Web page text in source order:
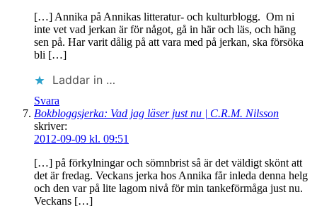
[…] Annika på Annikas litteratur- och kulturblogg. Om ni
inte vet vad jerkan är för något, gå in här och läs, och häng
sen på. Har varit dålig på att vara med på jerkan, ska försöka
bli […]
Laddar in …
Svara
Bokbloggsjerka: Vad jag läser just nu | C.R.M. Nilsson
skriver:
2012-09-09 kl. 09:51
[…] på förkylningar och sömnbrist så är det väldigt skönt att
det är fredag. Veckans jerka hos Annika får inleda denna helg
och den var på lite lagom nivå för min tankeförmåga just nu.
Veckans […]